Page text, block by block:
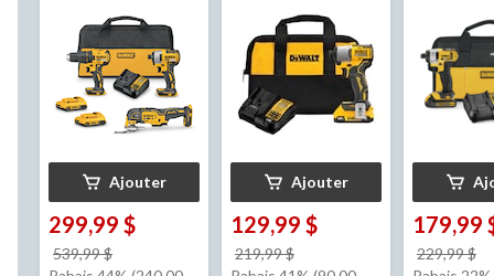
oscillant polyvalent
20 V MAX
DEWALT
DCK379D2
Ajouter
299,99 $
539,99 $
20V MAX
Ajouter
129,99 $
219,99 $
et
MAX
DCK240C2
179,99
229,99 $